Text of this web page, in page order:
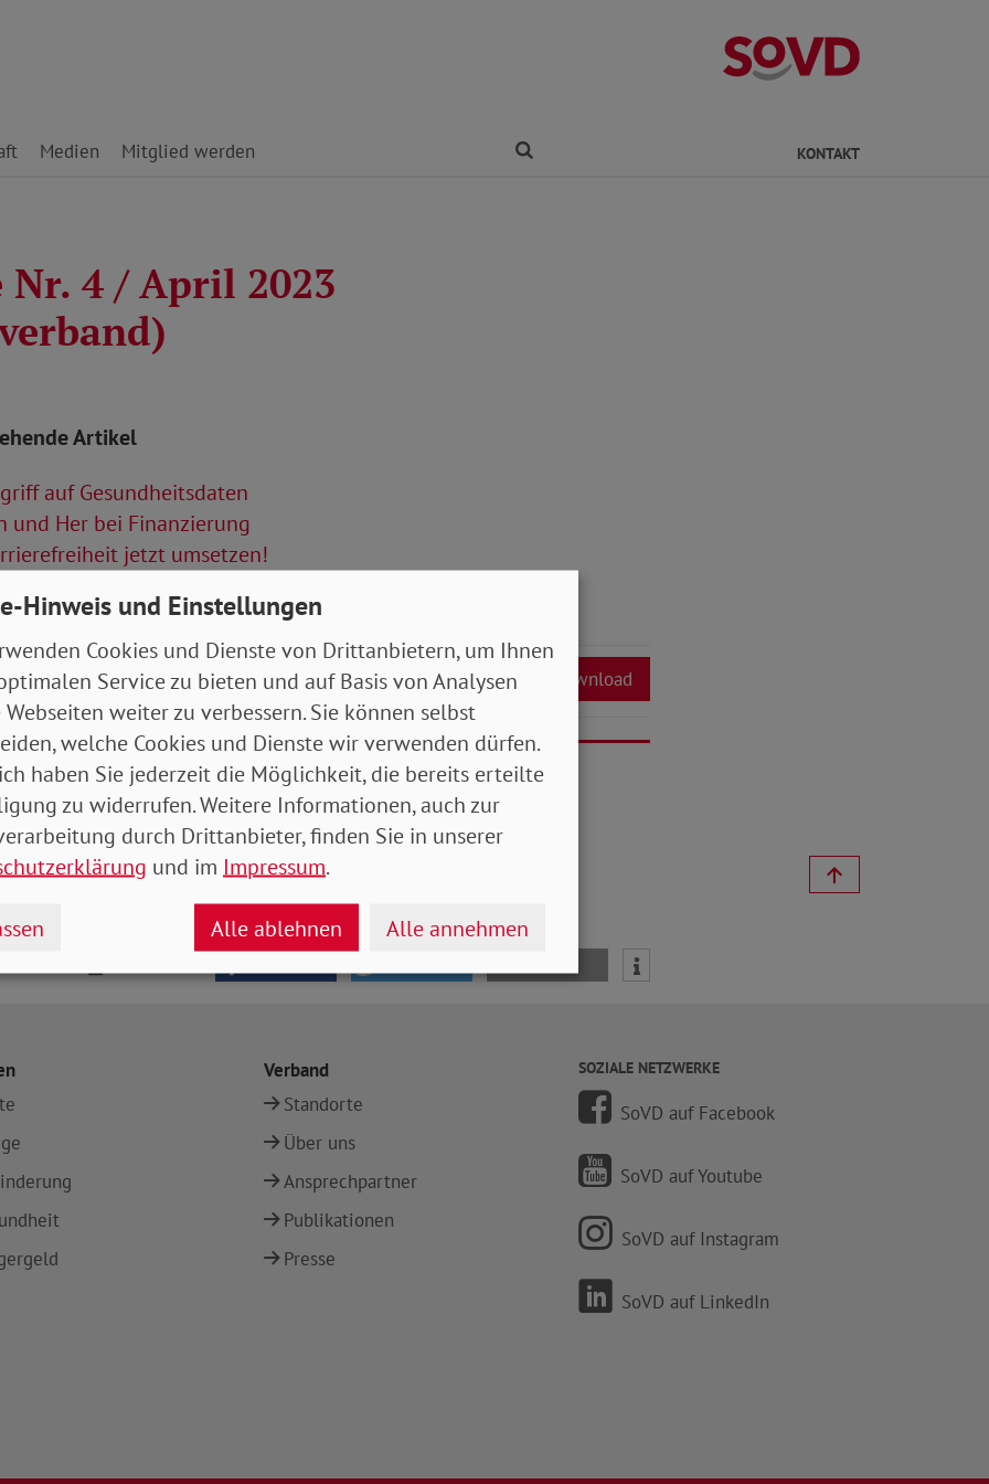
Kreisverband
Medien Mitglied werden KONTAKT
Nr. 4 / April 2023
Artikel
auf Gesundheitsdaten
und Her bei Finanzierung
jetzt umsetzen!
April 2023 (Bundesverband)- 6 MB Download
Verband
Standorte
Über uns
Ansprechpartner
Publikationen
Presse
SOZIALE NETZWERKE
SoVD auf Facebook
SoVD auf Youtube
SoVD auf Instagram
SoVD auf LinkedIn
Hinweis und Einstellungen
Cookies und Dienste von Drittanbietern, um Ihnen
Service zu bieten und auf Basis von Analysen
Webseiten weiter zu verbessern. Sie können selbst
welche Cookies und Dienste wir verwenden dürfen.
haben Sie jederzeit die Möglichkeit, die bereits erteilte
zu widerrufen. Weitere Informationen, auch zur
durch Drittanbieter, finden Sie in unserer
und im Impressum.
Alle ablehnen Alle annehmen